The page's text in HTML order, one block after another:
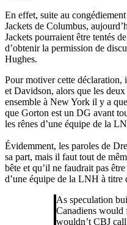
En effet, suite au
Jackets de Columbus,
Jackets pourraient être tentés
d’obtenir la permission de
Hughes.
Pour motiver cette déclaration,
et Davidson, alors que les
ensemble à New York il y a
que Gorton est un DG avant
les rênes d’une équipe de la
Évidemment, les paroles de
sa part, mais il faut tout de
bête et qu’il ne faudrait pas
d’une équipe de la LNH à titre
As speculation
Canadiens would
wouldn’t CBJ